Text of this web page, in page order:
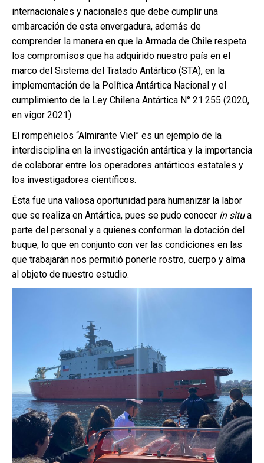
internacionales y nacionales que debe cumplir una
embarcación de esta envergadura, además de
comprender la manera en que la Armada de Chile respeta
los compromisos que ha adquirido nuestro país en el
marco del Sistema del Tratado Antártico (STA), en la
implementación de la Política Antártica Nacional y el
cumplimiento de la Ley Chilena Antártica N° 21.255 (2020,
en vigor 2021).
El rompehielos “Almirante Viel” es un ejemplo de la
interdisciplina en la investigación antártica y la importancia
de colaborar entre los operadores antárticos estatales y
los investigadores científicos.
Ésta fue una valiosa oportunidad para humanizar la labor
que se realiza en Antártica, pues se pudo conocer in situa
parte del personal y a quienes conforman la dotación del
buque, lo que en conjunto con ver las condiciones en las
que trabajarán nos permitió ponerle rostro, cuerpo y alma
al objeto de nuestro estudio.